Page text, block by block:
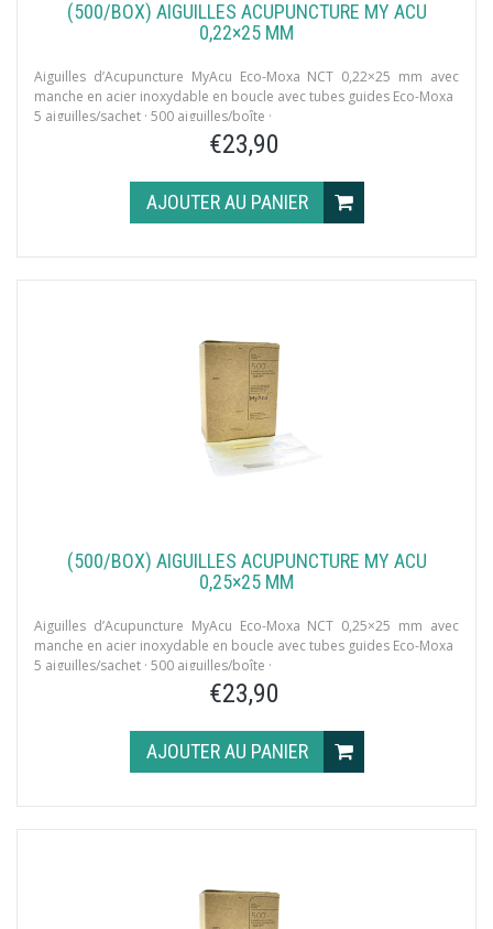
(500/BOX) AIGUILLES ACUPUNCTURE MY ACU
0,22×25 MM
Aiguilles d’Acupuncture MyAcu Eco-Moxa NCT 0,22×25 mm avec
manche en acier inoxydable en boucle avec tubes guides Eco-Moxa
5 aiguilles/sachet · 500 aiguilles/boîte ·
€23,90
AJOUTER AU PANIER
(500/BOX) AIGUILLES ACUPUNCTURE MY ACU
0,25×25 MM
Aiguilles d’Acupuncture MyAcu Eco-Moxa NCT 0,25×25 mm avec
manche en acier inoxydable en boucle avec tubes guides Eco-Moxa
5 aiguilles/sachet · 500 aiguilles/boîte ·
€23,90
AJOUTER AU PANIER